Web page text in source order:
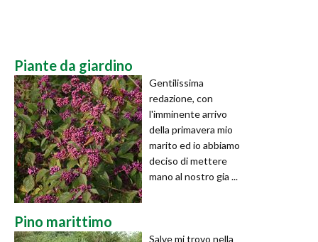
Piante da giardino
Gentilissima
redazione, con
l'imminente arrivo
della primavera mio
marito ed io abbiamo
deciso di mettere
mano al nostro gia ...
Pino marittimo
Salve mi trovo nella